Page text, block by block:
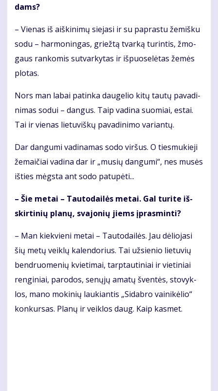
dams?
– Vie­nas iš aiš­ki­ni­mų sie­ja­si ir su pa­pras­tu že­miš­ku
so­du – har­mo­nin­gas, griež­tą tvar­ką tu­rin­tis, žmo­
gaus ran­ko­mis su­tvar­ky­tas ir iš­puo­se­lė­tas že­mės
plo­tas.
Nors man la­bai pa­tin­ka dau­ge­lio ki­tų tau­tų pa­va­di­
ni­mas so­dui – dan­gus. Taip va­di­na suo­miai, es­tai.
Tai ir vie­nas lie­tu­viš­kų pa­va­di­ni­mo va­rian­tų.
Dar dan­gu­mi va­di­na­mas so­do vir­šus. O ties­mu­kie­ji
že­mai­čiai va­di­na dar ir „mu­sių dan­gu­mi“, nes mu­sės
iš­ties mėgs­ta ant so­do pa­tu­pė­ti...
– Šie me­tai – Tau­to­dai­lės me­tai. Gal tu­ri­te iš­
skir­ti­nių pla­nų, sva­jo­nių jiems įpras­min­ti?
– Man kiek­vie­ni me­tai – Tau­to­dai­lės. Jau dė­lio­ja­si
šių me­tų veik­lų ka­len­do­rius. Tai už­sie­nio lie­tu­vių
ben­druo­me­nių kvie­ti­mai, tarp­tau­ti­niai ir vie­ti­niai
ren­gi­niai, pa­ro­dos, se­nų­jų ama­tų šven­tės, sto­vyk­
los, ma­no mo­ki­nių lau­kian­tis „Si­dab­ro vai­ni­kė­lio“
kon­kur­sas. Pla­nų ir veik­los daug. Kaip kas­met.